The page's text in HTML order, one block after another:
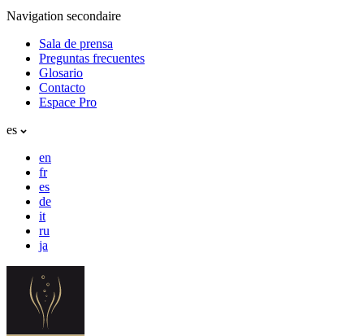
Navigation secondaire
Sala de prensa
Preguntas frecuentes
Glosario
Contacto
Espace Pro
es
en
fr
es
de
it
ru
ja